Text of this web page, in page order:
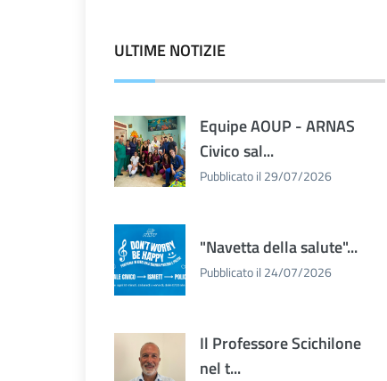
ULTIME NOTIZIE
Equipe AOUP - ARNAS
Civico sal...
Pubblicato il 29/07/2026
"Navetta della salute"...
Pubblicato il 24/07/2026
Il Professore Scichilone
nel t...